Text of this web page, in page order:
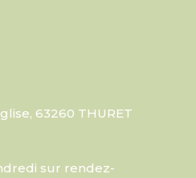
63260 THURET
sur rendez-